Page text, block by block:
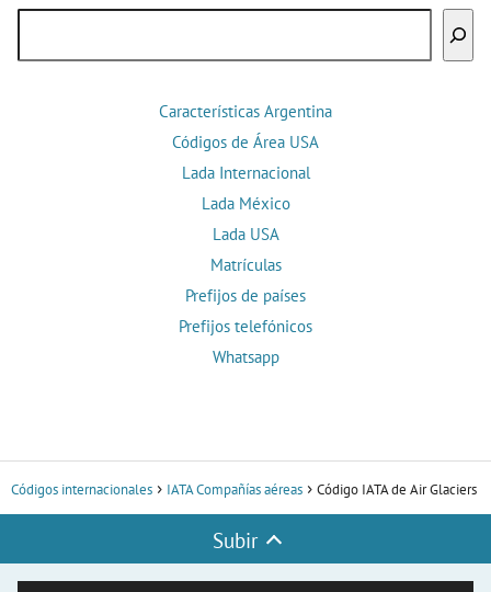
Características Argentina
Códigos de Área USA
Lada Internacional
Lada México
Lada USA
Matrículas
Prefijos de países
Prefijos telefónicos
Whatsapp
Códigos internacionales IATA Compañías aéreas Código IATA de Air Glaciers
Subir